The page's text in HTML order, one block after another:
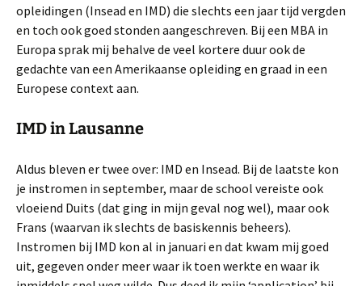
opleidingen (Insead en IMD) die slechts een jaar tijd vergden
en toch ook goed stonden aangeschreven. Bij een MBA in
Europa sprak mij behalve de veel kortere duur ook de
gedachte van een Amerikaanse opleiding en graad in een
Europese context aan.
IMD in Lausanne
Aldus bleven er twee over: IMD en Insead. Bij de laatste kon
je instromen in september, maar de school vereiste ook
vloeiend Duits (dat ging in mijn geval nog wel), maar ook
Frans (waarvan ik slechts de basiskennis beheers).
Instromen bij IMD kon al in januari en dat kwam mij goed
uit, gegeven onder meer waar ik toen werkte en waar ik